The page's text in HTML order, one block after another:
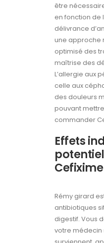
être
en fonction de
délivrance
une approche
optimisé des
maîtrise des
L’allergie aux
celle aux
des douleurs
pouvant
commander
Effets
Cefixime
Rémy girard
antibiotiques
digestif. Vous
votre médecin